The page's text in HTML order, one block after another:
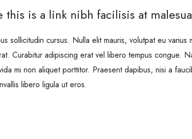
this is a link nibh facilisis at
sollicitudin cursus. Nulla elit mauris, volutpat eu
Curabitur adipiscing erat vel libero tempus congue.
mi non aliquet porttitor. Praesent dapibus, nisi a
libero ligula ut eros.